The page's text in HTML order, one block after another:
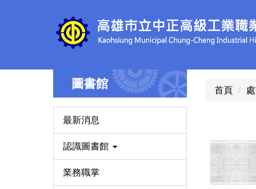
圖書館
最新消息
認識圖書館
業務職掌
首頁